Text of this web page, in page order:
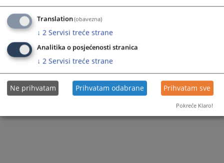
Translation(obavezna)
↓ 2 Servisi treće strane
Analitika o posjećenosti stranica
↓ 2 Servisi treće strane
Ne prihvatam Prihvatam odabrane Prihvatam sve
Pokreće Klaro!